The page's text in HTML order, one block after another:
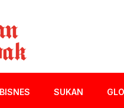
BISNES SUKAN